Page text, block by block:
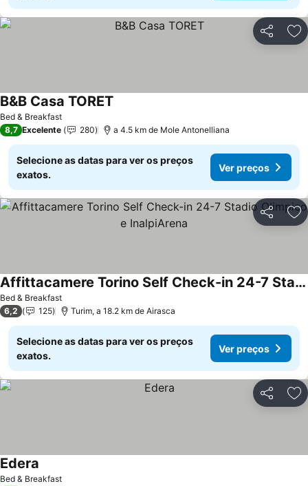
Partilhar
Bed & Breakfast
B&B Casa TORET
8,7 Excelente 280 a 4.5 km de Mole Antonelliana
Selecione as datas para ver os preços
exatos.
Ver preços
Partilhar
Bed & Breakfast
Affittacamere Torino Self Check-in 24-7 Stadio Olimpico e InalpiArena
Ver preços
6,2 125 Turim, a 18.2 km de Airasca
Selecione as datas para ver os preços
exatos.
Ver preços
Partilhar
Bed & Breakfast
Edera